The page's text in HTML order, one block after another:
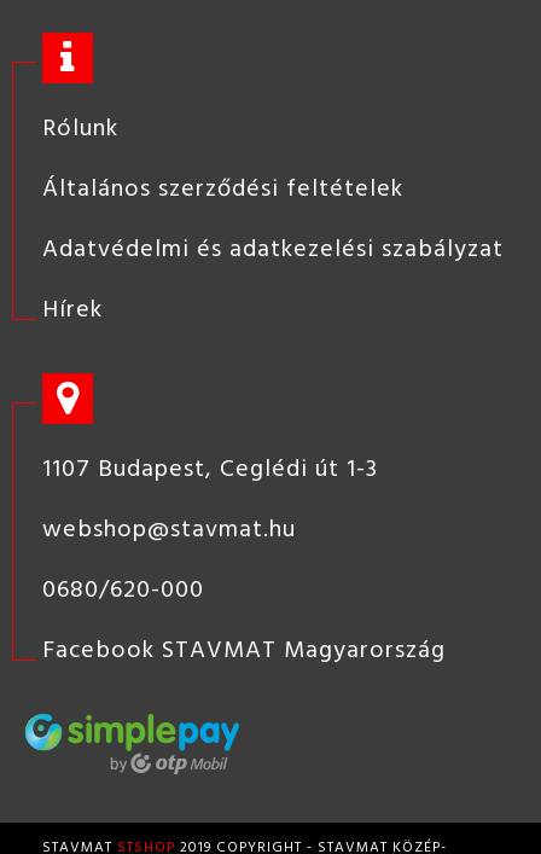
Rólunk
Általános szerződési feltételek
Adatvédelmi és adatkezelési szabályzat
Hírek
1107 Budapest, Ceglédi út 1-3
webshop@stavmat.hu
0680/620-000
Facebook STAVMAT Magyarország
STAVMAT STSHOP 2019 COPYRIGHT - STAVMAT KÖZÉP-